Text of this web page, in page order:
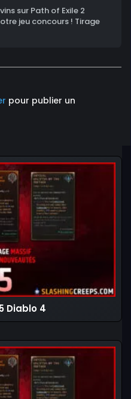
sur Path of Exile 2
jeu concours ! Tirage
pour publier un
Diablo 4